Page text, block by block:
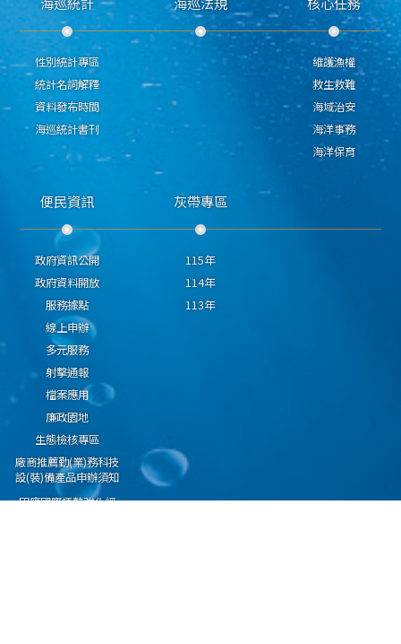
性別統計專區
統計名詞解釋
資料發布時間
海巡統計書刊
維護漁權
救生救難
海域治安
海洋事務
海洋保育
便民資訊
政府資訊公開
政府資料開放
服務據點
線上申辦
多元服務
射擊通報
檔案應用
廉政園地
生態檢核專區
廠商推薦勤(業)務科技
設(裝)備產品申辦須知
因應國際情勢強化經
灰帶專區
115年
114年
113年